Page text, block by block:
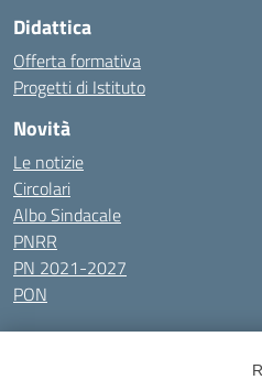
Didattica
Offerta formativa
Progetti di Istituto
Novità
Le notizie
Circolari
Albo Sindacale
PNRR
PN 2021-2027
PON
Tutti gli argomenti